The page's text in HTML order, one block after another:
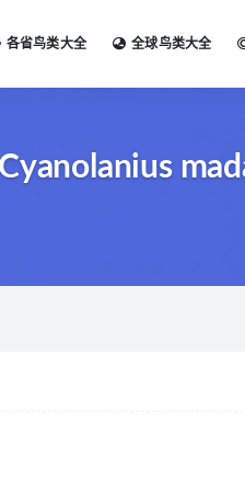
各省鸟类大全 全球鸟类大全